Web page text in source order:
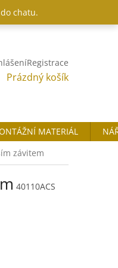
chatu.
Registrace
NÁKUPNÍ
Prázdný košík
MATERIÁL
závitem
40110ACS